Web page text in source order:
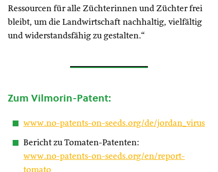
Ressourcen für alle Züchterinnen und Züchter frei
bleibt, um die Landwirtschaft nachhaltig, vielfältig
und widerstandsfähig zu gestalten.“
Zum Vilmorin-Patent:
www.no-patents-on-seeds.org/de/jordan_virus
Bericht zu Tomaten-Patenten:
www.no-patents-on-seeds.org/en/report-